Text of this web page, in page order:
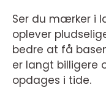
Ser du mærker i
oplever
bedre at få
er langt billigere
opdages i tide.